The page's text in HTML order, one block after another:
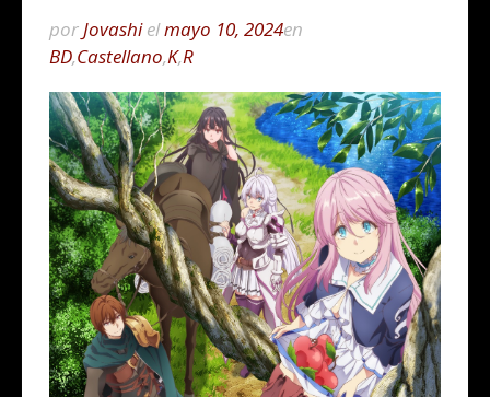
porJovashielmayo 10, 2024en
BD,Castellano,K,R